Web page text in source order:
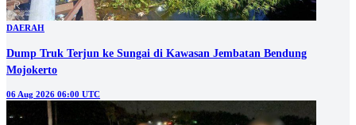
DAERAH
Dump Truk Terjun ke Sungai di Kawasan Jembatan Bendung
Mojokerto
06 Aug 2026 06:00 UTC